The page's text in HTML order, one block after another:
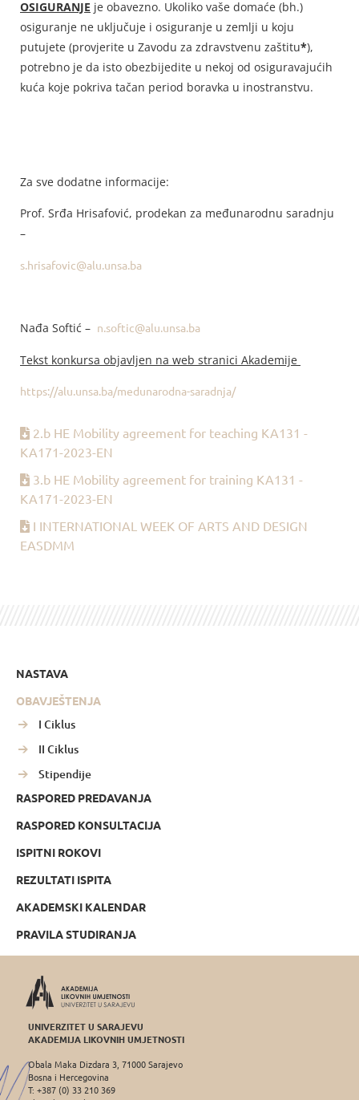
OSIGURANJE je obavezno. Ukoliko vaše domaće (bh.)
osiguranje ne uključuje i osiguranje u zemlji u koju
putujete (provjerite u Zavodu za zdravstvenu zaštitu*),
potrebno je da isto obezbijedite u nekoj od osiguravajućih
kuća koje pokriva tačan period boravka u inostranstvu.
Za sve dodatne informacije:
Prof. Srđa Hrisafović, prodekan za međunarodnu saradnju
–
s.hrisafovic@alu.unsa.ba
Nađa Softić – n.softic@alu.unsa.ba
Tekst konkursa objavljen na web stranici Akademije
https://alu.unsa.ba/medunarodna-saradnja/
2.b HE Mobility agreement for teaching KA131 -
KA171-2023-EN
3.b HE Mobility agreement for training KA131 -
KA171-2023-EN
I INTERNATIONAL WEEK OF ARTS AND DESIGN
EASDMM
NASTAVA
OBAVJEŠTENJA
I Ciklus
II Ciklus
Stipendije
RASPORED PREDAVANJA
RASPORED KONSULTACIJA
ISPITNI ROKOVI
REZULTATI ISPITA
AKADEMSKI KALENDAR
PRAVILA STUDIRANJA
UNIVERZITET U SARAJEVU
AKADEMIJA LIKOVNIH UMJETNOSTI
Obala Maka Dizdara 3, 71000 Sarajevo
Bosna i Hercegovina
T: +387 (0) 33 210 369